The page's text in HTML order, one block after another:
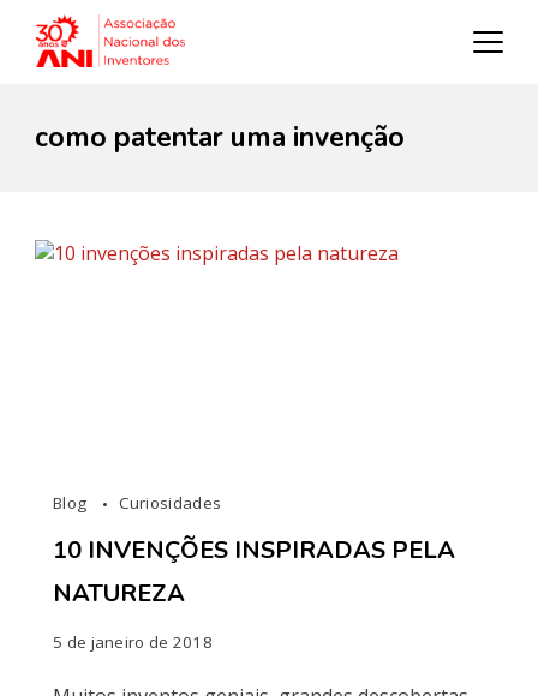
como patentar uma invenção
Blog Curiosidades
10 INVENÇÕES INSPIRADAS PELA
NATUREZA
5 de janeiro de 2018